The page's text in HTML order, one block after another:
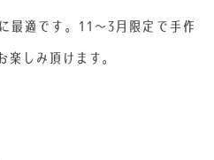
最適です。11～3月限定で手作
楽しみ頂けます。